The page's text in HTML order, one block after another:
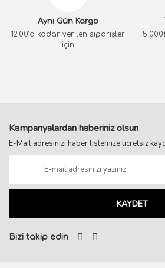
Aynı Gün Kargo
12:00’a kadar verilen siparişler
için
Kampanyalardan haberiniz olsun
E-Mail adresinizi haber listemize ücretsiz
KAYDET
Bizi takip edin